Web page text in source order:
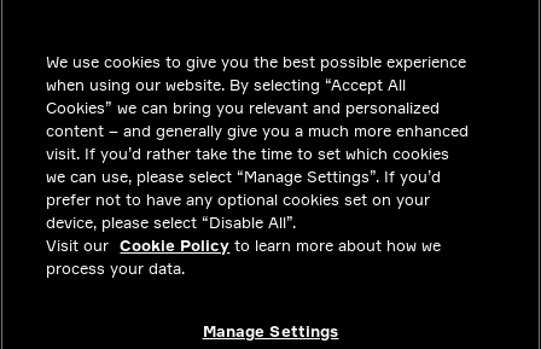
INDUSTRIES
통찰력
솔루션
커리어
투자자
We use cookies to give you the best possible experience
when using our website. By selecting “Accept All
Cookies” we can bring you relevant and personalized
content – and generally give you a much more enhanced
visit. If you’d rather take the time to set which cookies
we can use, please select “Manage Settings”. If you’d
prefer not to have any optional cookies set on your
device, please select “Disable All”.
Visit our Cookie Policy to learn more about how we
process your data.
Manage Settings